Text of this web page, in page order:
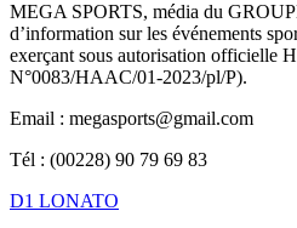
MEGA SPORTS, média du
d’information sur les événements
exerçant sous autorisation officielle
N°0083/HAAC/01-2023/pl/P).
Email : megasports@gmail.com
Tél : (00228) 90 79 69 83
D1 LONATO